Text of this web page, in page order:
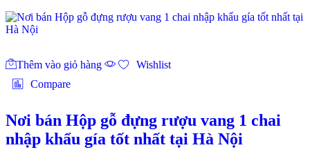
Thêm vào giỏ hàng
Wishlist
Compare
Nơi bán Hộp gỗ đựng rượu vang 1 chai
nhập khẩu gía tốt nhất tại Hà Nội